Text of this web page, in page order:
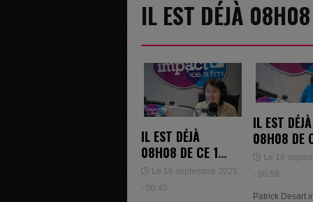
IL EST DÉJÀ
IL EST DÉJÀ
08H08 DE CE 16
SEPTEMBRE
2025 -
Le 18 septembre 2025
- 00:45
IL EST DÉJÀ
08H08 DE
2025 -
Le 18
- 00:58
Patrick Desart